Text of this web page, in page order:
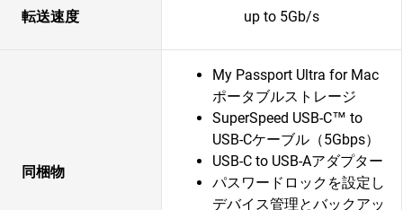
転送速度 up to 5Gb/s
同梱物
My Passport Ultra for Mac
ポータブルストレージ
SuperSpeed USB-C™ to
USB-Cケーブル（5Gbps）
USB-C to USB-Aアダプター
パスワードロックを設定し
デバイス管理とバックアッ